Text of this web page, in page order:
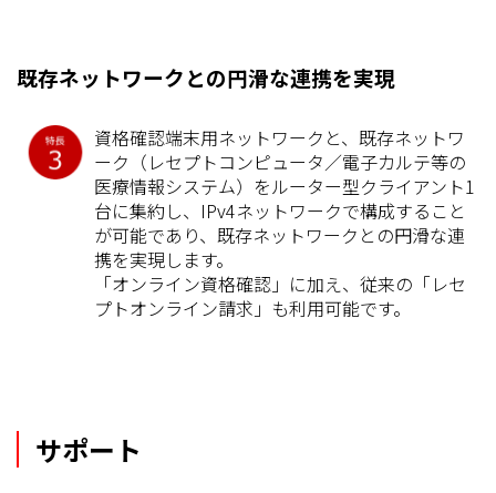
既存ネットワークとの円滑な連携を実現
資格確認端末用ネットワークと、既存ネットワ
ーク（レセプトコンピュータ／電子カルテ等の
医療情報システム）をルーター型クライアント1
台に集約し、IPv4ネットワークで構成すること
が可能であり、既存ネットワークとの円滑な連
携を実現します。
「オンライン資格確認」に加え、従来の「レセ
プトオンライン請求」も利用可能です。
サポート